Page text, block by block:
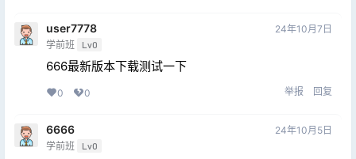
user7778
学前班 Lv0
24年10月7日
666最新版本下载测试一下
0 0 举报 回复
6666
学前班 Lv0
24年10月5日